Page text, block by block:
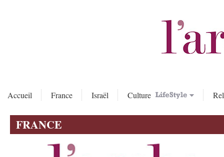
Accueil France Israël Culture
FRANCE